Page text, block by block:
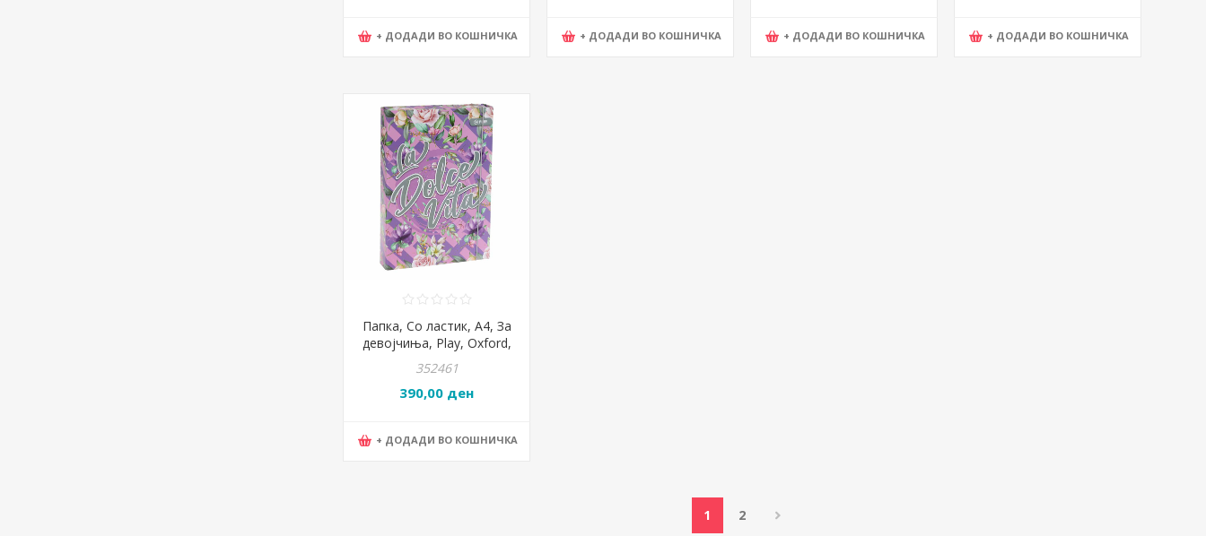
+ ДОДАДИ ВО КОШНИЧКА + ДОДАДИ ВО КОШНИЧКА + ДОДАДИ ВО КОШНИЧКА + ДОДАДИ ВО КОШНИЧКА
Папка, Со ластик, А4, За
девојчиња, Play, Oxford,
131831, 24,5*31,4*4цм
352461
390,00 ден
+ ДОДАДИ ВО КОШНИЧКА
1 2